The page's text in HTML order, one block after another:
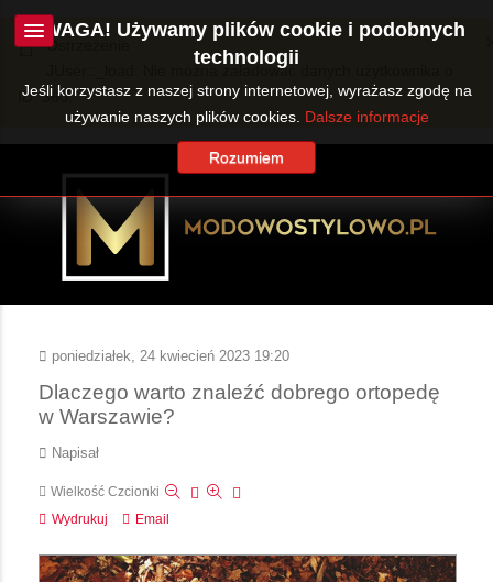
Ostrzeżenie
JUser::_load: Nie można załadować danych użytkownika o
ID: 360.
poniedziałek, 24 kwiecień 2023 19:20
Dlaczego warto znaleźć dobrego ortopedę
w Warszawie?
Napisał
Wielkość Czcionki
Wydrukuj
Email
UWAGA! Używamy plików cookie i podobnych
technologii
Jeśli korzystasz z naszej strony internetowej, wyrażasz zgodę na
używanie naszych plików cookies. Dalsze informacje
Rozumiem